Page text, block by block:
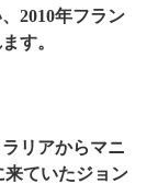
2010年フラン
す。
リアからマニ
来ていたジョン